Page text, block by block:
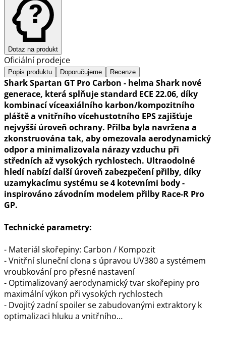
Dotaz na produkt
Oficiální prodejce
Popis produktu Doporučujeme Recenze
Shark Spartan GT Pro Carbon - helma Shark nové
generace, která splňuje standard ECE 22.06, díky
kombinací víceaxiálního karbon/kompozitního
pláště a vnitřního vícehustotního EPS zajišťuje
nejvyšší úroveň ochrany. Přilba byla navržena a
zkonstruována tak, aby omezovala aerodynamický
odpor a minimalizovala nárazy vzduchu při
středních až vysokých rychlostech. Ultraodolné
hledí nabízí další úroveň zabezpečení přilby, díky
uzamykacímu systému se 4 kotevními body -
inspirováno závodním modelem přilby Race-R Pro
GP.
Technické parametry:
- Materiál skořepiny: Carbon / Kompozit
- Vnitřní sluneční clona s úpravou UV380 a systémem
vroubkování pro přesné nastavení
- Optimalizovaný aerodynamický tvar skořepiny pro
maximální výkon při vysokých rychlostech
- Dvojitý zadní spoiler se zabudovanými extraktory k
optimalizaci hluku a vnitřního…